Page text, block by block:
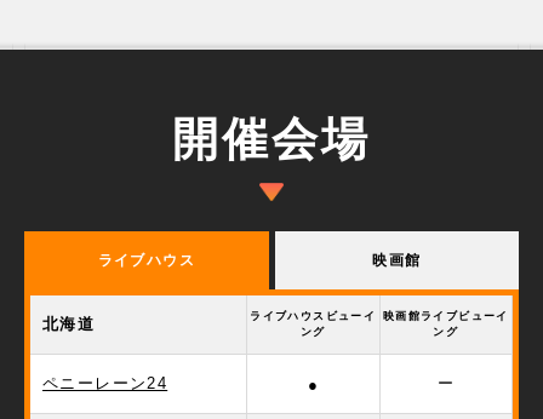
開催会場
ライブハウス 映画館
北海道
ライブハウスビューイ
ング
映画館ライブビューイ
ング
ペニーレーン24 ● ー